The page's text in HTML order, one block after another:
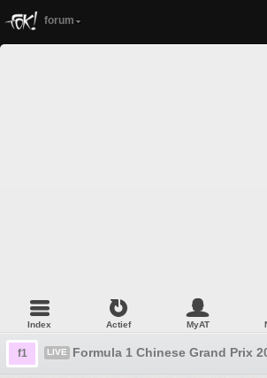
forum
Index Actief MyAT
f1 LIVE Formula 1 Chinese Grand Prix